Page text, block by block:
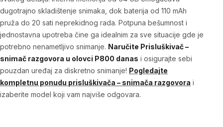
dugotrajno skladištenje snimaka, dok baterija od 110 mAh
pruža do 20 sati neprekidnog rada. Potpuna bešumnost i
jednostavna upotreba čine ga idealnim za sve situacije gde je
potrebno nenametljivo snimanje. Naručite Prisluškivač –
snimač razgovora u olovci P800 danas i osigurajte sebi
pouzdan uređaj za diskretno snimanje! Pogledajte
kompletnu ponudu prisluškivača – snimača razgovora i
izaberite model koji vam najviše odgovara.